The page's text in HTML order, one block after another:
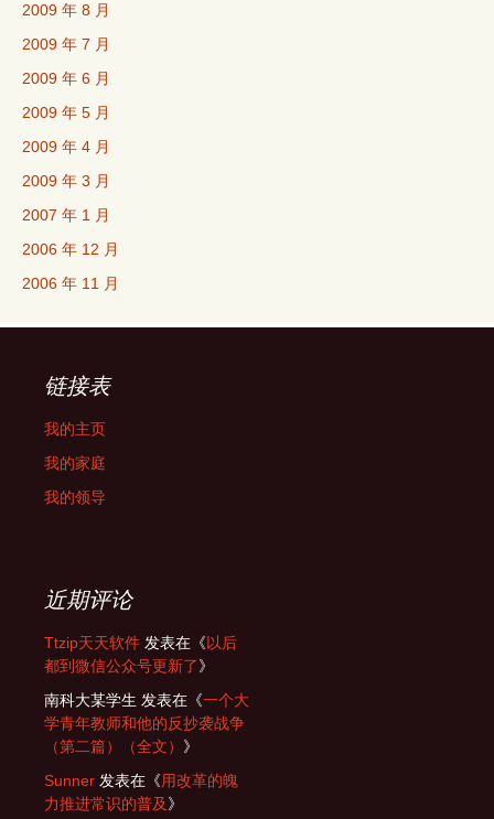
2009 年 8 月
2009 年 7 月
2009 年 6 月
2009 年 5 月
2009 年 4 月
2009 年 3 月
2007 年 1 月
2006 年 12 月
2006 年 11 月
链接表
我的主页
我的家庭
我的领导
近期评论
Ttzip天天软件 发表在《以后
都到微信公众号更新了》
南科大某学生 发表在《一个大
学青年教师和他的反抄袭战争
（第二篇）（全文） 》
Sunner 发表在《用改革的魄
力推进常识的普及》